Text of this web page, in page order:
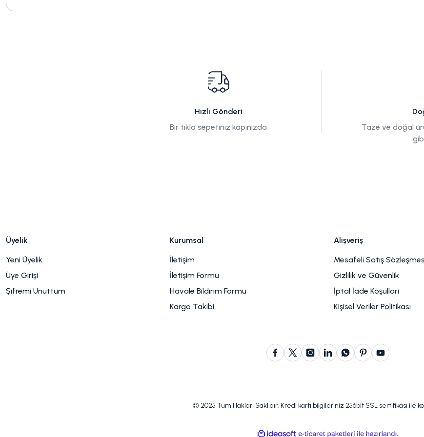
Hızlı Gönderi
Bir tıkla sepetiniz kapınızda
Taze ve doğal
Üyelik
Yeni Üyelik
Üye Girişi
Şifremi Unuttum
Kurumsal
İletişim
İletişim Formu
Havale Bildirim Formu
Kargo Takibi
Alışveriş
Mesafeli Satış
Gizlilik ve Güvenlik
İptal İade Koşullari
Kişisel Veriler Politikası
© 2025 Tüm Hakları Saklıdır. Kredi kartı bilgileriniz 256bit SSL sertifikası ile
ideasoft e-